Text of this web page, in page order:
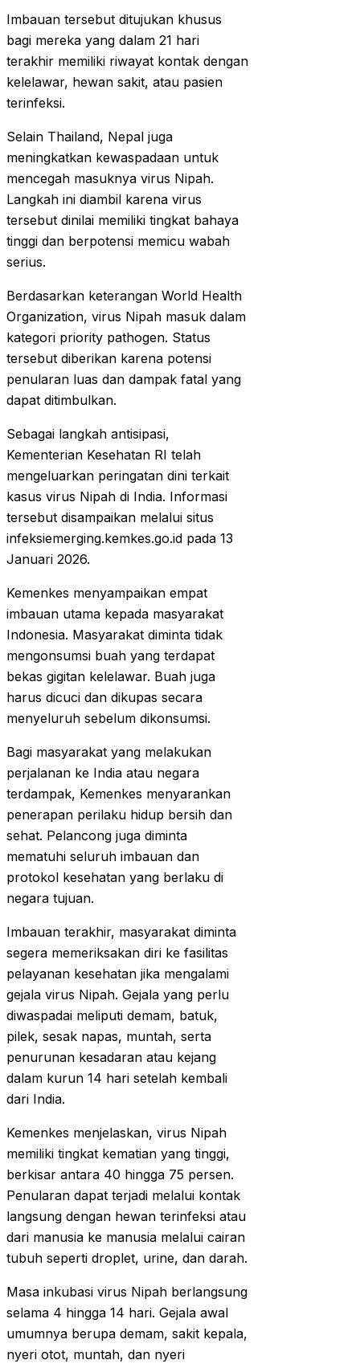
Imbauan tersebut ditujukan khusus
bagi mereka yang dalam 21 hari
terakhir memiliki riwayat kontak dengan
kelelawar, hewan sakit, atau pasien
terinfeksi.
Selain Thailand, Nepal juga
meningkatkan kewaspadaan untuk
mencegah masuknya virus Nipah.
Langkah ini diambil karena virus
tersebut dinilai memiliki tingkat bahaya
tinggi dan berpotensi memicu wabah
serius.
Berdasarkan keterangan World Health
Organization, virus Nipah masuk dalam
kategori priority pathogen. Status
tersebut diberikan karena potensi
penularan luas dan dampak fatal yang
dapat ditimbulkan.
Sebagai langkah antisipasi,
Kementerian Kesehatan RI telah
mengeluarkan peringatan dini terkait
kasus virus Nipah di India. Informasi
tersebut disampaikan melalui situs
infeksiemerging.kemkes.go.id pada 13
Januari 2026.
Kemenkes menyampaikan empat
imbauan utama kepada masyarakat
Indonesia. Masyarakat diminta tidak
mengonsumsi buah yang terdapat
bekas gigitan kelelawar. Buah juga
harus dicuci dan dikupas secara
menyeluruh sebelum dikonsumsi.
Bagi masyarakat yang melakukan
perjalanan ke India atau negara
terdampak, Kemenkes menyarankan
penerapan perilaku hidup bersih dan
sehat. Pelancong juga diminta
mematuhi seluruh imbauan dan
protokol kesehatan yang berlaku di
negara tujuan.
Imbauan terakhir, masyarakat diminta
segera memeriksakan diri ke fasilitas
pelayanan kesehatan jika mengalami
gejala virus Nipah. Gejala yang perlu
diwaspadai meliputi demam, batuk,
pilek, sesak napas, muntah, serta
penurunan kesadaran atau kejang
dalam kurun 14 hari setelah kembali
dari India.
Kemenkes menjelaskan, virus Nipah
memiliki tingkat kematian yang tinggi,
berkisar antara 40 hingga 75 persen.
Penularan dapat terjadi melalui kontak
langsung dengan hewan terinfeksi atau
dari manusia ke manusia melalui cairan
tubuh seperti droplet, urine, dan darah.
Masa inkubasi virus Nipah berlangsung
selama 4 hingga 14 hari. Gejala awal
umumnya berupa demam, sakit kepala,
nyeri otot, muntah, dan nyeri